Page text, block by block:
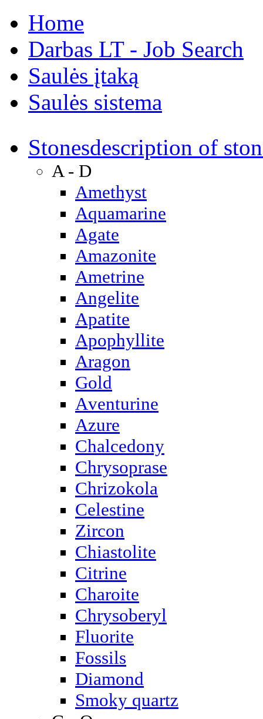
Home
Darbas LT - Job Search
Saulės įtaką
Saulės sistema
Stonesdescription of
A - D
Amethyst
Aquamarine
Agate
Amazonite
Ametrine
Angelite
Apatite
Apophyllite
Aragon
Gold
Аventurine
Azure
Chalcedony
Chrysoprase
Chrizokola
Celestine
Zircon
Chiastolite
Citrine
Charoite
Chrysoberyl
Fluorite
Fossils
Diamond
Smoky quartz